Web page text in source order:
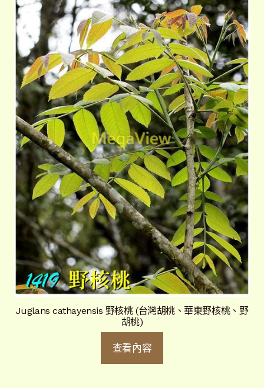
單
常見問題
展
開
子
選
單
客戶實績
展
開
子
選
單
目
排
序
Juglans cathayensis 野核桃 (台灣胡桃、華東野核桃、野
胡桃)
查看內容